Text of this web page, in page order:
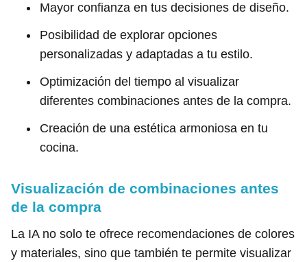
Mayor confianza en tus decisiones de diseño.
Posibilidad de explorar opciones
personalizadas y adaptadas a tu estilo.
Optimización del tiempo al visualizar
diferentes combinaciones antes de la compra.
Creación de una estética armoniosa en tu
cocina.
Visualización de combinaciones antes
de la compra
La IA no solo te ofrece recomendaciones de colores
y materiales, sino que también te permite visualizar